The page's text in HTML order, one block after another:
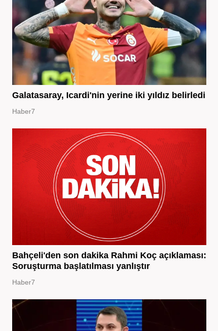
Galatasaray, Icardi'nin yerine iki yıldız belirledi
Haber7
Bahçeli'den son dakika Rahmi Koç açıklaması:
Soruşturma başlatılması yanlıştır
Haber7